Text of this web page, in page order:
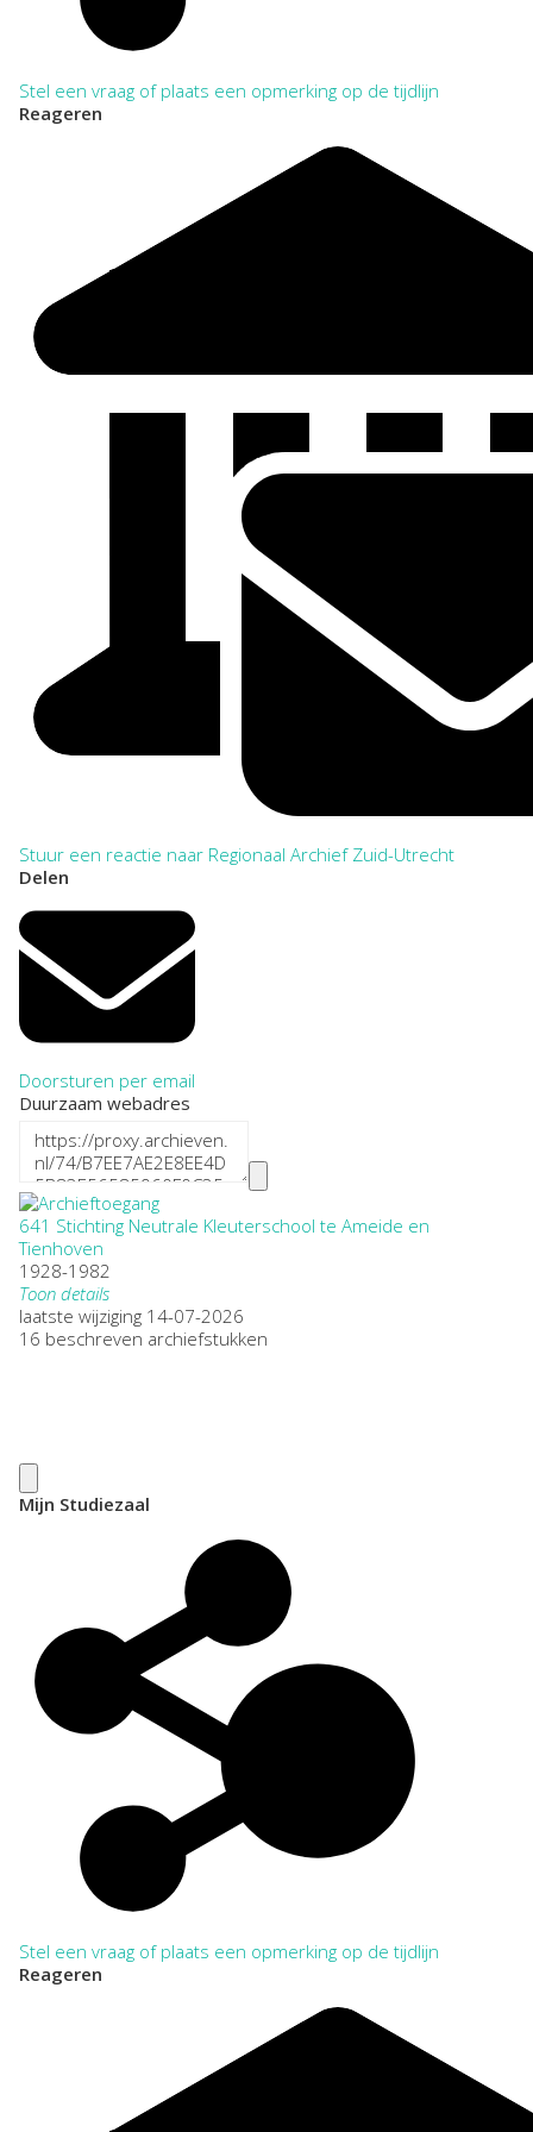
Algemeen bestuur en Politiek
Arbeid
Defensie
Eigendom, bezit en belastingen
Industrie, Handel en Dienstensector
Kunst, Cultuur en Erfgoedbeheer
Landbouw, Veeteelt en Visserij
Media en Pers
Natuur en Milieu
Onderwijs en Wetenschap
Ruimtelijke ordening en huisvesting
Stel een vraag of plaats een opmerking op de tijdlijn
Reageren
Stuur een reactie naar Regionaal Archief Zuid-Utrecht
Delen
Doorsturen per email
Duurzaam webadres
641 Stichting Neutrale Kleuterschool te Ameide en
Tienhoven
1928-1982
Toon details
Datering:
1928-1982
Beperkt openbaar
Herkomst:
Particulier
Bij het citeren in annotatie en verantwoording dient het
archief tenminste eenmaal volledig en zonder afkortingen te
worden vermeld. Daarna kan worden volstaan met verkorte
aanhaling.
VOLLEDIG:
Regionaal Archief Zuid-Utrecht, Wijk bij Duurstede. Toegang
641 Stichting Neutrale Kleuterschool te Ameide en
NL-WbdRAZU. 641
Categorie:
Onderwijs en Wetenschap
laatste wijziging 14-07-2026
16 beschreven archiefstukken
Mijn Studiezaal
Stel een vraag of plaats een opmerking op de tijdlijn
Reageren